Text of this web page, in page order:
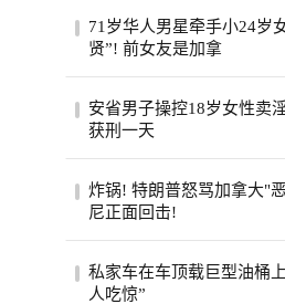
就要抵达目的地
一号...
71岁华人男星牵手小24岁
贤”! 前女友是加拿
顺手官宣了女友
安省男子操控18岁女性卖
获刑一天
卖淫并致其怀孕
炸锅! 特朗普怒骂加拿大"
尼正面回击!
将继续捍卫本国
私家车在车顶载巨型油桶
人吃惊”